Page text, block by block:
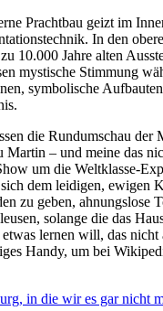
Prachtbau geizt im
In den
10.000 Jahre alten
mystische Stimmung
symbolische
die Rundumschau der
– und meine das
um die Weltklasse-
dem leidigen, ewigen
zu geben, ahnungslose
solange die das
lernen will, das nicht
Handy, um bei